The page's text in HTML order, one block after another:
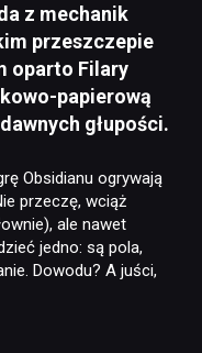
z mechanik
przeszczepie
oparto Filary
papierową
głupości.
Obsidianu ogrywają
przeczę, wciąż
ale nawet
jedno: są pola,
Dowodu? A juści,